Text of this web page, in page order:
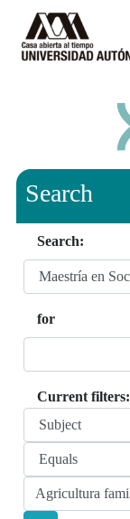
Search
Search:
for
Current filters: